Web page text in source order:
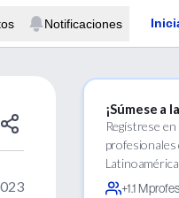
Notificaciones
¡Súmese a
Regístrese
profesionales
+1.1 M